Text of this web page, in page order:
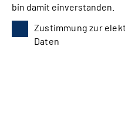
bin damit einverstanden.
Zustimmung zur
Daten